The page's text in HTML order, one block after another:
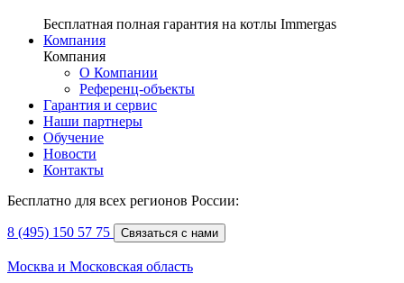
Бесплатная полная гарантия на котлы Immergas
Компания
Компания
О Компании
Референц-объекты
Гарантия и сервис
Наши партнеры
Обучение
Новости
Контакты
Бесплатно для всех регионов России:
8 (495) 150 57 75 Связаться с нами
Москва и Московская область